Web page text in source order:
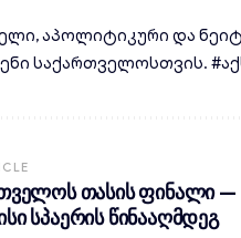
აპოლიტიკური და
საქართველოსთვის.
თასის ფინალი —
სპაერის წინააღმდეგ